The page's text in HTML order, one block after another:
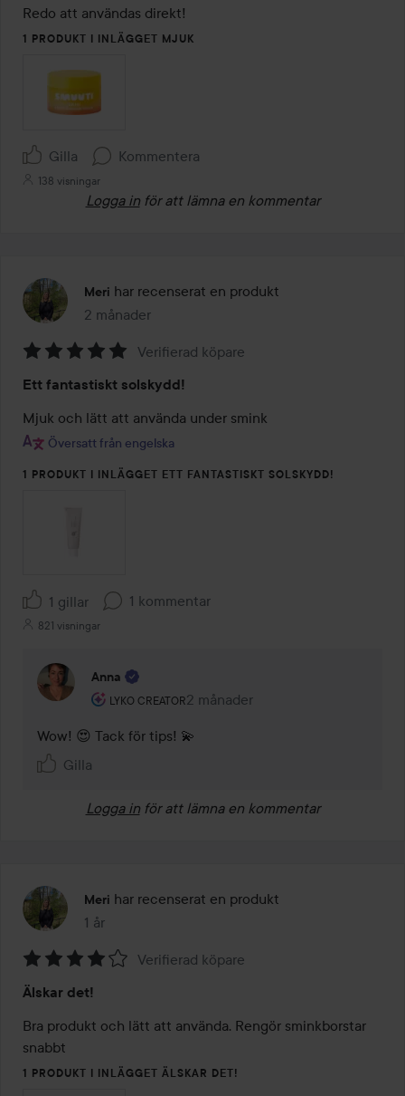
av
5
Redo att användas direkt!
1 PRODUKT I INLÄGGET MJUK
Gilla Kommentera
138 visningar
Logga in för att lämna en kommentar
Meri har recenserat en produkt
2 månader
Inlägget skapades 2 månader
5
av
5
Verifierad köpare
Ett fantastiskt solskydd!
Mjuk och lätt att använda under smink
Översatt från engelska
1 PRODUKT I INLÄGGET ETT FANTASTISKT SOLSKYDD!
1 gillar 1 kommentar
821 visningar
Anna
LYKO CREATOR
Användarens roll: Lyko Creator.
2 månader
Kommentaren lades 2 månader
Wow! 😍 Tack för tips! 💫
Gilla
Logga in för att lämna en kommentar
Meri har recenserat en produkt
1 år
Inlägget skapades 1 år
4
av
5
Verifierad köpare
Älskar det!
Bra produkt och lätt att använda. Rengör sminkborstar
snabbt
1 PRODUKT I INLÄGGET ÄLSKAR DET!